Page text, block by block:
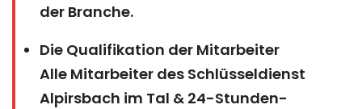
der Branche.
Die Qualifikation der Mitarbeiter
Alle Mitarbeiter des Schlüsseldienst
Alpirsbach im Tal & 24-Stunden-